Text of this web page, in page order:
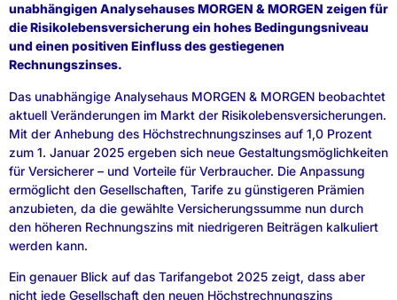
unabhängigen Analysehauses MORGEN & MORGEN zeigen für
die Risikolebensversicherung ein hohes Bedingungsniveau
und einen positiven Einfluss des gestiegenen
Rechnungszinses.
Das unabhängige Analysehaus MORGEN & MORGEN beobachtet
aktuell Veränderungen im Markt der Risikolebensversicherungen.
Mit der Anhebung des Höchstrechnungszinses auf 1,0 Prozent
zum 1. Januar 2025 ergeben sich neue Gestaltungsmöglichkeiten
für Versicherer – und Vorteile für Verbraucher. Die Anpassung
ermöglicht den Gesellschaften, Tarife zu günstigeren Prämien
anzubieten, da die gewählte Versicherungssumme nun durch
den höheren Rechnungszins mit niedrigeren Beiträgen kalkuliert
werden kann.
Ein genauer Blick auf das Tarifangebot 2025 zeigt, dass aber
nicht jede Gesellschaft den neuen Höchstrechnungszins